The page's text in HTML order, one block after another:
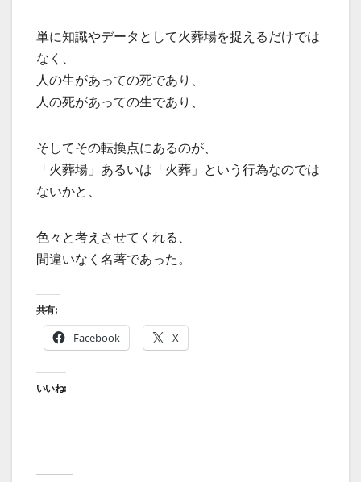
単に知識やデータとして火葬場を捉えるだけでは
なく、
人の生があっての死であり、
人の死があっての生であり、
そしてその転換点にあるのが、
「火葬場」あるいは「火葬」という行為なのでは
ないかと、
色々と考えさせてくれる、
間違いなく名著であった。
共有:
Facebook X
いいね: